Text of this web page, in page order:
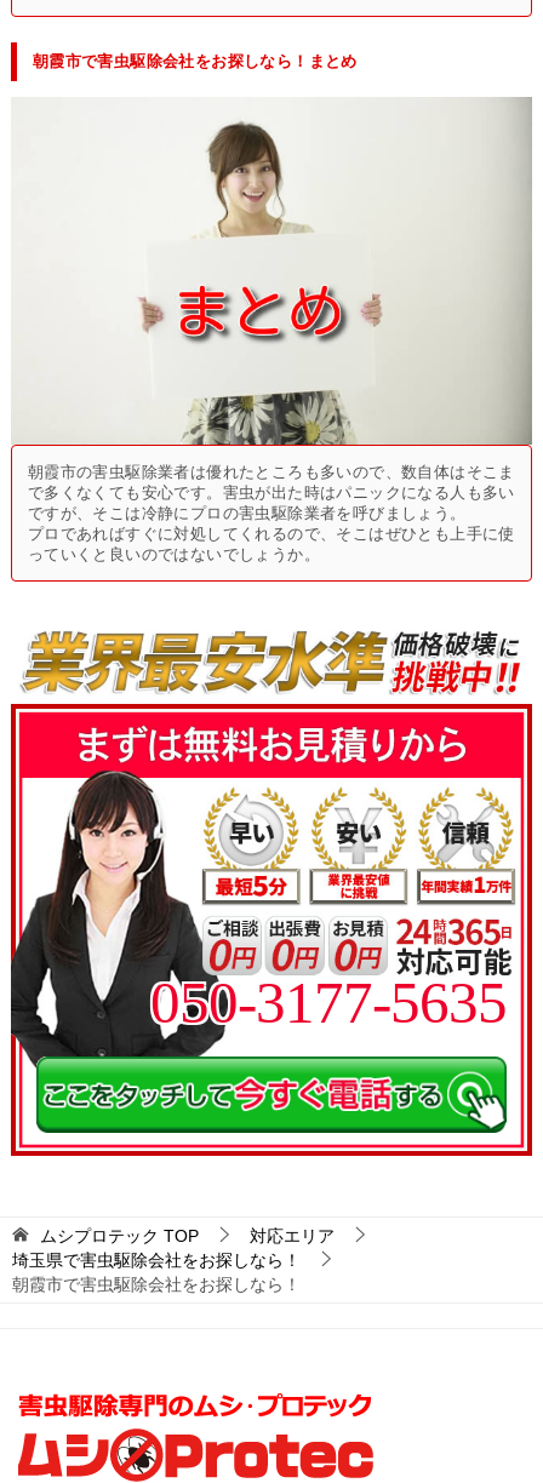
朝霞市で害虫駆除会社をお探しなら！まとめ
朝霞市の害虫駆除業者は優れたところも多いので、数自体はそこま
で多くなくても安心です。害虫が出た時はパニックになる人も多い
ですが、そこは冷静にプロの害虫駆除業者を呼びましょう。
プロであればすぐに対処してくれるので、そこはぜひとも上手に使
っていくと良いのではないでしょうか。
050-3177-5635
ムシプロテック TOP
対応エリア
埼玉県で害虫駆除会社をお探しなら！
朝霞市で害虫駆除会社をお探しなら！